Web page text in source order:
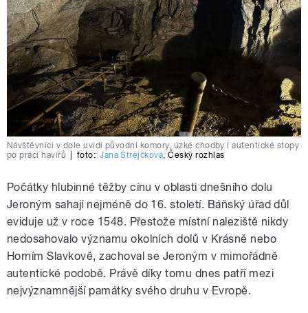
Návštěvníci v dole uvidí původní komory, úzké chodby i autentické stopy
po práci havířů
foto: Jana Strejčková,Český rozhlas
Počátky hlubinné těžby cínu v oblasti dnešního dolu
Jeroným sahají nejméně do 16. století. Báňský úřad důl
eviduje už v roce 1548. Přestože místní naleziště nikdy
nedosahovalo významu okolních dolů v Krásně nebo
Horním Slavkově, zachoval se Jeroným v mimořádně
autentické podobě. Právě díky tomu dnes patří mezi
nejvýznamnější památky svého druhu v Evropě.